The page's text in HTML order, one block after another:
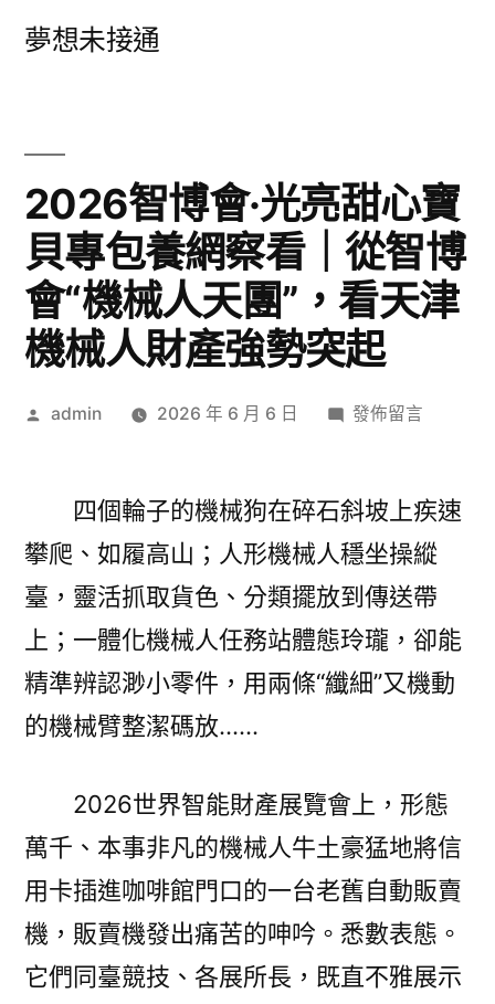
夢想未接通
2026智博會·光亮甜心寶
貝專包養網察看｜從智博
會“機械人天團”，看天津
機械人財產強勢突起
作
admin 2026 年 6 月 6 日
在
博
會
·
光
亮
心
包
養
網
察
看
｜
發佈留言
四個輪子的機械狗在碎石斜坡上疾速
攀爬、如履高山；人形機械人穩坐操縱
臺，靈活抓取貨色、分類擺放到傳送帶
上；一體化機械人任務站體態玲瓏，卻能
精準辨認渺小零件，用兩條“纖細”又機動
的機械臂整潔碼放……
2026世界智能財產展覽會上，形態
萬千、本事非凡的機械人牛土豪猛地將信
用卡插進咖啡館門口的一台老舊自動販賣
機，販賣機發出痛苦的呻吟。悉數表態。
它們同臺競技、各展所長，既直不雅展示